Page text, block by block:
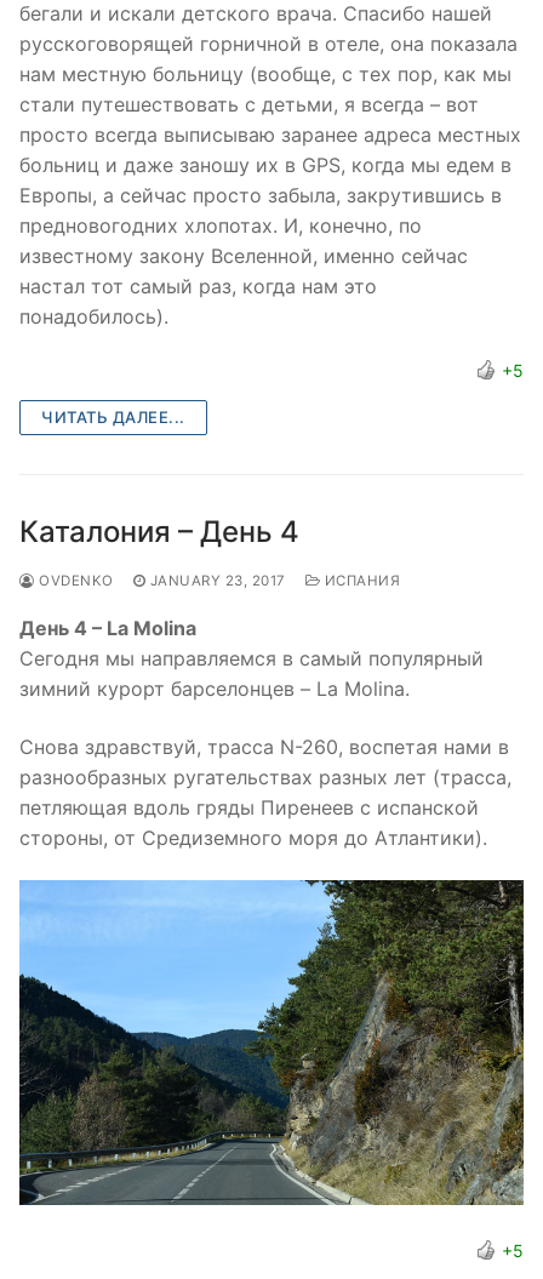
бегали и искали детского врача. Спасибо нашей
русскоговорящей горничной в отеле, она показала
нам местную больницу (вообще, с тех пор, как мы
стали путешествовать с детьми, я всегда – вот
просто всегда выписываю заранее адреса местных
больниц и даже заношу их в GPS, когда мы едем в
Европы, а сейчас просто забыла, закрутившись в
предновогодних хлопотах. И, конечно, по
известному закону Вселенной, именно сейчас
настал тот самый раз, когда нам это
понадобилось).
+5
ЧИТАТЬ ДАЛЕЕ...
Каталония – День 4
OVDENKO JANUARY 23, 2017 ИСПАНИЯ
День 4 – La Molina
Сегодня мы направляемся в самый популярный
зимний курорт барселонцев – La Molina.
Снова здравствуй, трасса N-260, воспетая нами в
разнообразных ругательствах разных лет (трасса,
петляющая вдоль гряды Пиренеев с испанской
стороны, от Средиземного моря до Атлантики).
+5